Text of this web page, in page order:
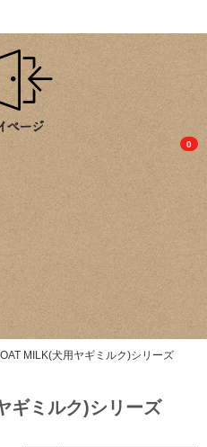
0
MILK(犬用ヤギミルク)シリーズ
ギミルク)シリーズ